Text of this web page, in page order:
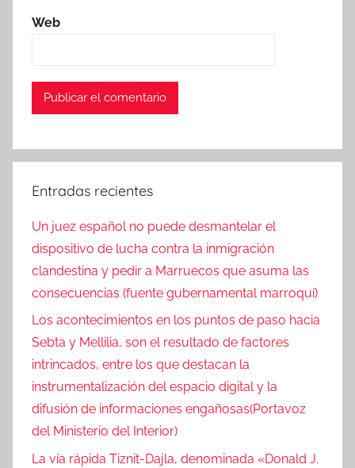
Web
Entradas recientes
Un juez español no puede desmantelar el
dispositivo de lucha contra la inmigración
clandestina y pedir a Marruecos que asuma las
consecuencias (fuente gubernamental marroquí)
Los acontecimientos en los puntos de paso hacia
Sebta y Mellilia, son el resultado de factores
intrincados, entre los que destacan la
instrumentalización del espacio digital y la
difusión de informaciones engañosas(Portavoz
del Ministerio del Interior)
La vía rápida Tiznit-Dajla, denominada «Donald J.